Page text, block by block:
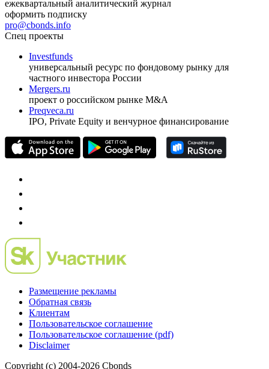
ежеквартальный аналитический журнал
оформить подписку
pro@cbonds.info
Спец проекты
Investfunds
универсальный ресурс по фондовому рынку для
частного инвестора России
Mergers.ru
проект о российском рынке M&A
Preqveca.ru
IPO, Private Equity и венчурное финансирование
Размещение рекламы
Обратная связь
Клиентам
Пользовательское соглашение
Пользовательское соглашение (pdf)
Disclaimer
Copyright (c) 2004-2026 Cbonds